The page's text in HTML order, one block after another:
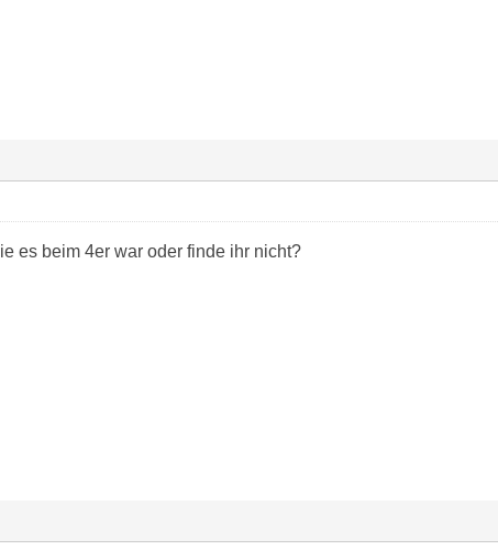
es beim 4er war oder finde ihr nicht?